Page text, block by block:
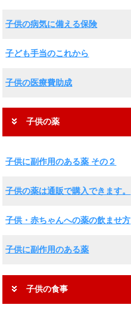
子供の病気に備える保険
子ども手当のこれから
子供の医療費助成
子供の薬
子供に副作用のある薬 その２
子供の薬は通販で購入できます。
子供・赤ちゃんへの薬の飲ませ方
子供に副作用のある薬
子供の食事